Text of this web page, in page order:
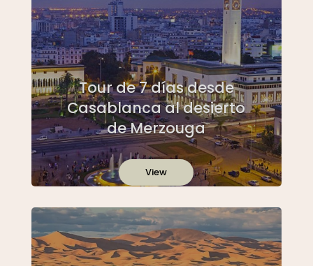
Tour de 7 días desde
Casablanca al desierto
de Merzouga
View